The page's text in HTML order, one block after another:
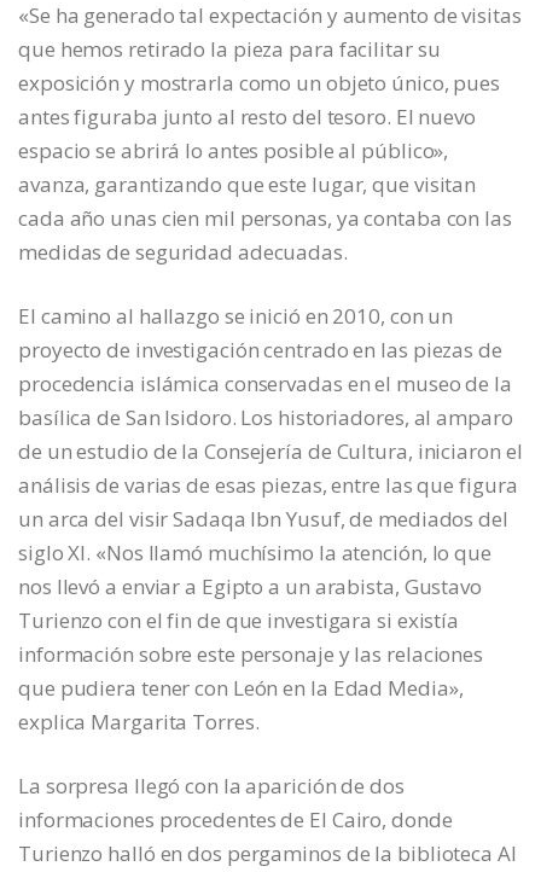
«Se ha generado tal expectación y aumento de visitas
que hemos retirado la pieza para facilitar su
exposición y mostrarla como un objeto único, pues
antes figuraba junto al resto del tesoro. El nuevo
espacio se abrirá lo antes posible al público»,
avanza, garantizando que este lugar, que visitan
cada año unas cien mil personas, ya contaba con las
medidas de seguridad adecuadas.
El camino al hallazgo se inició en 2010, con un
proyecto de investigación centrado en las piezas de
procedencia islámica conservadas en el museo de la
basílica de San Isidoro. Los historiadores, al amparo
de un estudio de la Consejería de Cultura, iniciaron el
análisis de varias de esas piezas, entre las que figura
un arca del visir Sadaqa Ibn Yusuf, de mediados del
siglo XI. «Nos llamó muchísimo la atención, lo que
nos llevó a enviar a Egipto a un arabista, Gustavo
Turienzo con el fin de que investigara si existía
información sobre este personaje y las relaciones
que pudiera tener con León en la Edad Media»,
explica Margarita Torres.
La sorpresa llegó con la aparición de dos
informaciones procedentes de El Cairo, donde
Turienzo halló en dos pergaminos de la biblioteca Al